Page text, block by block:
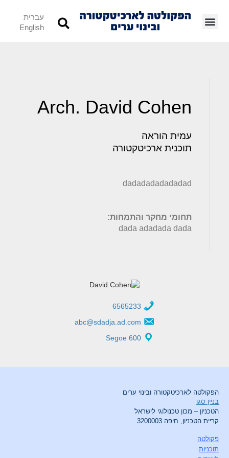
עברית
English
Arch. David Cohen
עמית הוראה
תוכנית ארכיטקטורה
dadadadadadadad
תחומי מחקר והתמחות:
dada adadada dada
6565233
abc@sdadja.ad.com
Segoe 600
הפקולטה לארכיטקטורה ובינוי ערים
בניין סגו
הטכניון – מכון טכנולוגי לישראל
קריית הטכניון, חיפה 3200003
פקולטה
תוכניות